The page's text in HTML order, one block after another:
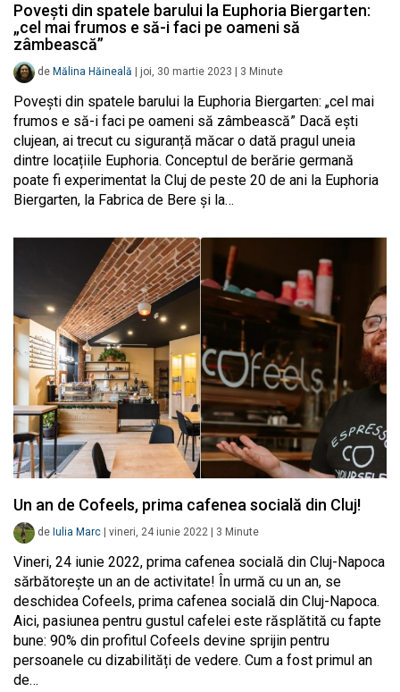
Povești din spatele barului la Euphoria Biergarten:
„cel mai frumos e să-i faci pe oameni să
zâmbească”
de Mălina Hăineală joi, 30 martie 2023 3 Minute
Povești din spatele barului la Euphoria Biergarten: „cel mai
frumos e să-i faci pe oameni să zâmbească” Dacă ești
clujean, ai trecut cu siguranță măcar o dată pragul uneia
dintre locațiile Euphoria. Conceptul de berărie germană
poate fi experimentat la Cluj de peste 20 de ani la Euphoria
Biergarten, la Fabrica de Bere și la…
Un an de Cofeels, prima cafenea socială din Cluj!
de Iulia Marc vineri, 24 iunie 2022 3 Minute
Vineri, 24 iunie 2022, prima cafenea socială din Cluj-Napoca
sărbătorește un an de activitate! În urmă cu un an, se
deschidea Cofeels, prima cafenea socială din Cluj-Napoca.
Aici, pasiunea pentru gustul cafelei este răsplătită cu fapte
bune: 90% din profitul Cofeels devine sprijin pentru
persoanele cu dizabilități de vedere. Cum a fost primul an
de…